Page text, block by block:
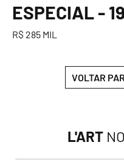
ESPECIAL -
R$ 285 MIL
VOLTAR
L'ART